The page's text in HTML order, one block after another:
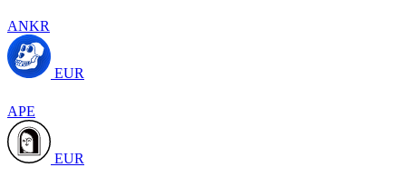
ANKR
EUR
APE
EUR